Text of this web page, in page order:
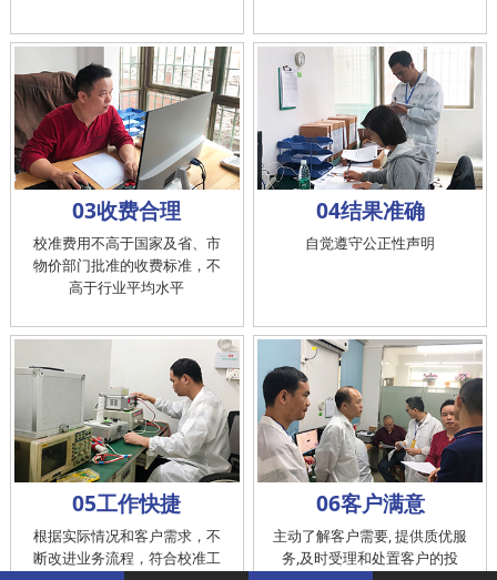
03收费合理
校准费用不高于国家及省、市
物价部门批准的收费标准，不
高于行业平均水平
04结果准确
自觉遵守公正性声明
05工作快捷
根据实际情况和客户需求，不
断改进业务流程，符合校准工
06客户满意
主动了解客户需要, 提供质优服
务,及时受理和处置客户的投